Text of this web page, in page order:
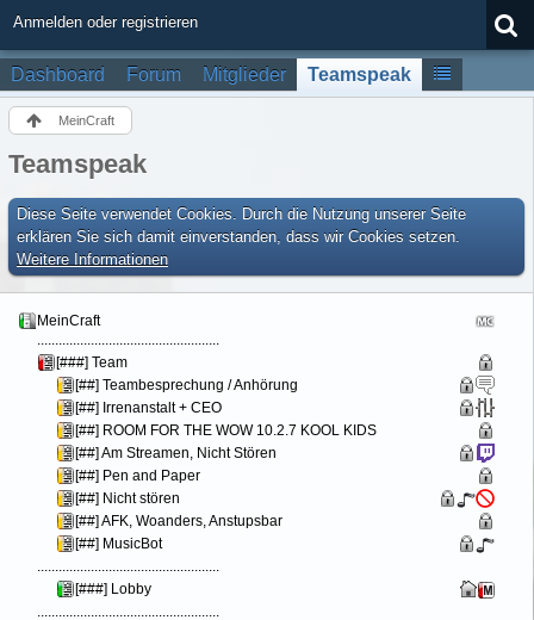
Anmelden oder registrieren
Dashboard Forum Mitglieder Teamspeak
MeinCraft
Teamspeak
Diese Seite verwendet Cookies. Durch die Nutzung unserer Seite
erklären Sie sich damit einverstanden, dass wir Cookies setzen.
Weitere Informationen